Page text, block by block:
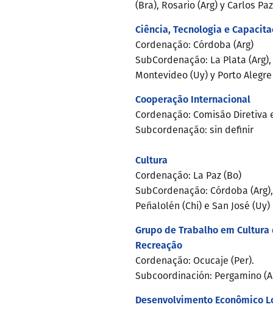
(Bra), Rosario (Arg) y Carlos
Ciência, Tecnologia e
Cordenação: Córdoba (Arg)
SubCordenação: La Plata
Montevideo (Uy) y Porto
Cooperação Internacional
Cordenação: Comisão Diretiva
Subcordenação: sin definir
Cultura
Cordenação: La Paz (Bo)
SubCordenação: Córdoba
Peñalolén (Chi) e San José (Uy)
Grupo de Trabalho em
Recreação
Cordenação: Ocucaje (Per).
Subcoordinación: Pergamino
Desenvolvimento Econômico